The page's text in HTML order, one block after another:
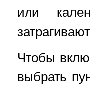
или
Чтобы
выбрать